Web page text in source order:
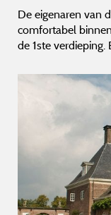
De eigenaren van
comfortabel
de 1ste